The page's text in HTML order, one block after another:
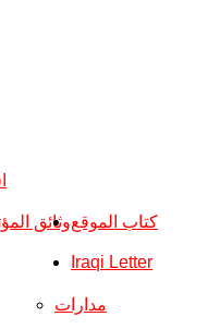
وثائق
مدارات
كتاب الموقع
Iraqi Letter